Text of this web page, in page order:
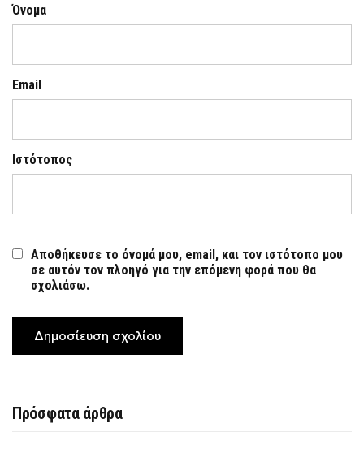
Όνομα
Email
Ιστότοπος
Αποθήκευσε το όνομά μου, email, και τον ιστότοπο μου
σε αυτόν τον πλοηγό για την επόμενη φορά που θα
σχολιάσω.
Πρόσφατα άρθρα